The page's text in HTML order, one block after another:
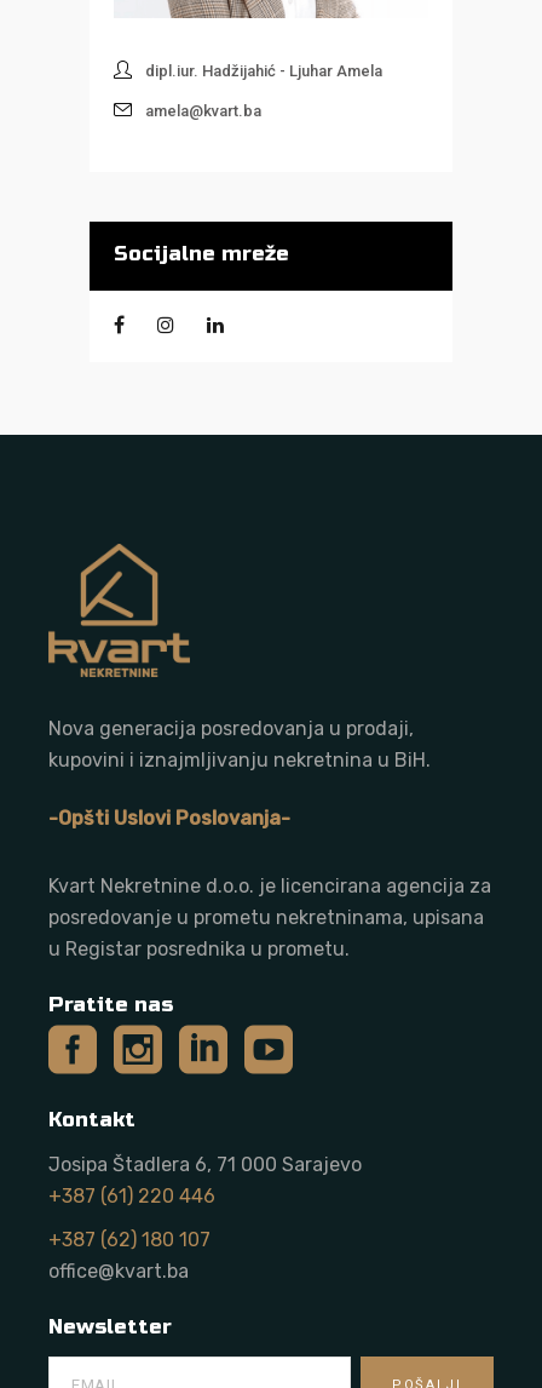
dipl.iur. Hadžijahić - Ljuhar Amela
amela@kvart.ba
Socijalne mreže
Nova generacija posredovanja u prodaji,
kupovini i iznajmljivanju nekretnina u BiH.
-Opšti Uslovi Poslovanja-
Kvart Nekretnine d.o.o. je licencirana agencija za
posredovanje u prometu nekretninama, upisana
u Registar posrednika u prometu.
Pratite nas
Kontakt
Josipa Štadlera 6, 71 000 Sarajevo
+387 (61) 220 446
+387 (62) 180 107
office@kvart.ba
Newsletter